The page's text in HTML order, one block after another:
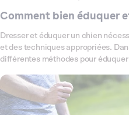
Comment bien éduquer
Dresser et éduquer un chien
et des techniques appropriées.
différentes méthodes pour
comportement. Nous répondrons
liées au dressage des chiens.